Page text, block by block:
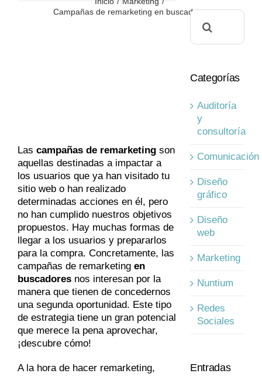
Campañas de remarketing en buscadores
Las campañas de remarketing son
aquellas destinadas a impactar a
los usuarios que ya han visitado tu
sitio web o han realizado
determinadas acciones en él, pero
no han cumplido nuestros objetivos
propuestos. Hay muchas formas de
llegar a los usuarios y prepararlos
para la compra. Concretamente, las
campañas de remarketing en
buscadores nos interesan por la
manera que tienen de concedernos
una segunda oportunidad. Este tipo
de estrategia tiene un gran potencial
que merece la pena aprovechar,
¡descubre cómo!
A la hora de hacer remarketing,
Buscar:
Categorías
Auditoría
y
consultoría
Comunicación
Diseño
gráfico
Diseño
web
Marketing
Nuntium
Redes
Sociales
Entradas